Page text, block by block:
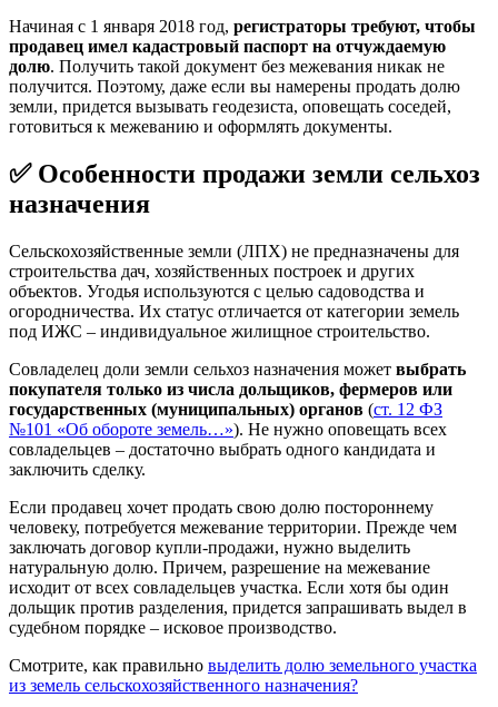
Начиная с 1 января 2018 год, регистраторы требуют, чтобы
продавец имел кадастровый паспорт на отчуждаемую
долю. Получить такой документ без межевания никак не
получится. Поэтому, даже если вы намерены продать долю
земли, придется вызывать геодезиста, оповещать соседей,
готовиться к межеванию и оформлять документы.
✅ Особенности продажи земли сельхоз
назначения
Сельскохозяйственные земли (ЛПХ) не предназначены для
строительства дач, хозяйственных построек и других
объектов. Угодья используются с целью садоводства и
огородничества. Их статус отличается от категории земель
под ИЖС – индивидуальное жилищное строительство.
Совладелец доли земли сельхоз назначения может выбрать
покупателя только из числа дольщиков, фермеров или
государственных (муниципальных) органов (ст. 12 ФЗ
№101 «Об обороте земель…»). Не нужно оповещать всех
совладельцев – достаточно выбрать одного кандидата и
заключить сделку.
Если продавец хочет продать свою долю постороннему
человеку, потребуется межевание территории. Прежде чем
заключать договор купли-продажи, нужно выделить
натуральную долю. Причем, разрешение на межевание
исходит от всех совладельцев участка. Если хотя бы один
дольщик против разделения, придется запрашивать выдел в
судебном порядке – исковое производство.
Смотрите, как правильно выделить долю земельного участка
из земель сельскохозяйственного назначения?